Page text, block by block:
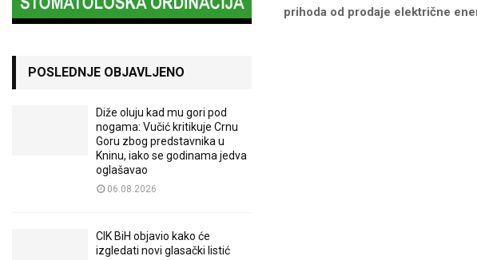
prihoda od prodaje električne
POSLEDNJE OBJAVLJENO
Diže oluju kad mu gori pod
nogama: Vučić kritikuje Crnu
Goru zbog predstavnika u
Kninu, iako se godinama jedva
oglašavao
06.08.2026
CIK BiH objavio kako će
izgledati novi glasački listić